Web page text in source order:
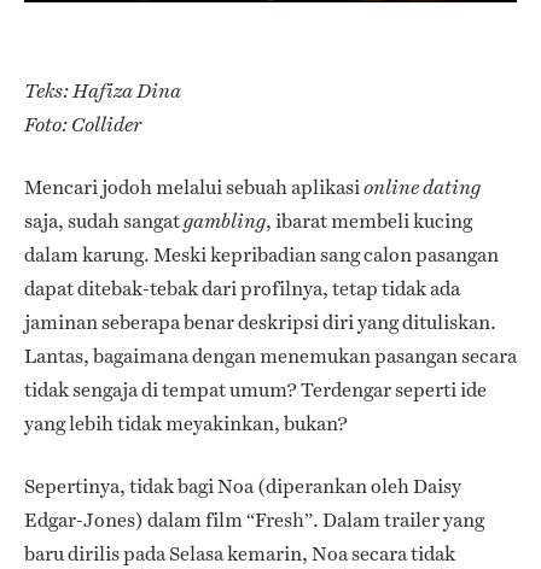
Teks: Hafiza Dina
Foto: Collider
Mencari jodoh melalui sebuah aplikasionline dating
saja, sudah sangatgambling, ibarat membeli kucing
dalam karung. Meski kepribadian sang calon pasangan
dapat ditebak-tebak dari profilnya, tetap tidak ada
jaminan seberapa benar deskripsi diri yang dituliskan.
Lantas, bagaimana dengan menemukan pasangan secara
tidak sengaja di tempat umum? Terdengar seperti ide
yang lebih tidak meyakinkan, bukan?
Sepertinya, tidak bagi Noa (diperankan oleh Daisy
Edgar-Jones) dalam film “Fresh”. Dalam trailer yang
baru dirilis pada Selasa kemarin, Noa secara tidak